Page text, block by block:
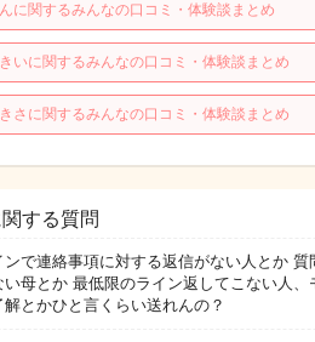
に関するみんなの口コミ・体験談まとめ
いに関するみんなの口コミ・体験談まとめ
さに関するみんなの口コミ・体験談まとめ
する質問
で連絡事項に対する返信がない人とか 質
母とか 最低限のライン返してこない人、
とかひと言くらい送れんの？